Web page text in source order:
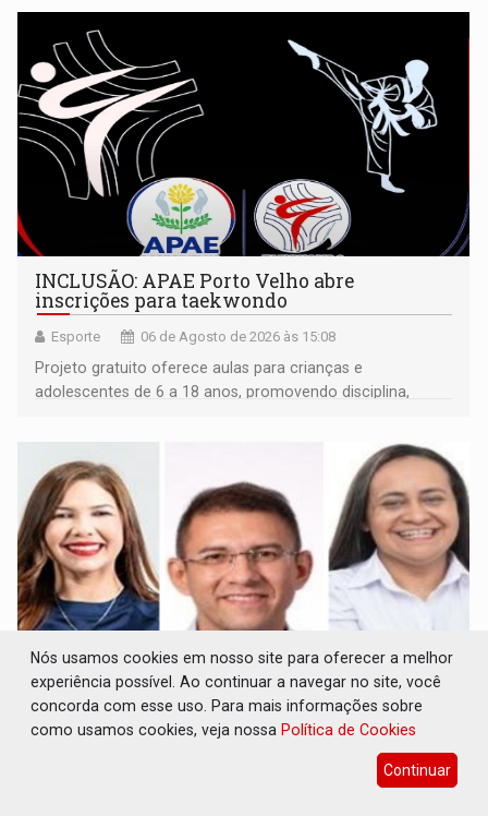
INCLUSÃO: APAE Porto Velho abre
inscrições para taekwondo
Esporte 06 de Agosto de 2026 às 15:08
Projeto gratuito oferece aulas para crianças e
adolescentes de 6 a 18 anos, promovendo disciplina,
CLUBE DOS R$ 00,00: 21 candidatos declaram
patrimônio zero em Rondônia nas eleições
Nós usamos cookies em nosso site para oferecer a melhor
experiência possível. Ao continuar a navegar no site, você
concorda com esse uso. Para mais informações sobre
como usamos cookies, veja nossa Política de Cookies
Continuar